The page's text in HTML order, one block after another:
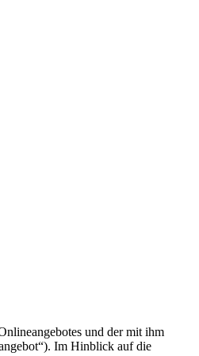
und der mit ihm
Im Hinblick auf die